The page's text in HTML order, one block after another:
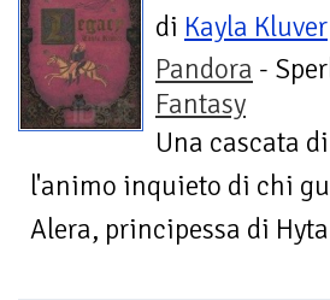
di Kayla Kluver
Pandora -
Fantasy
Una cascata
l'animo inquieto di chi
Alera, principessa di